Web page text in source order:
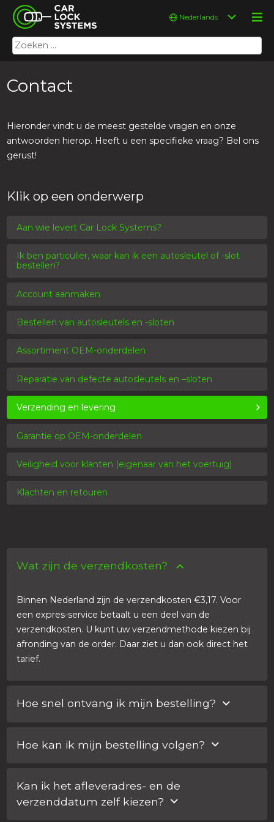
Skip
content
Car Lock Systems
Car Lock Systems
Zoeken
naar:
Kies
taal
Contact
Hieronder vindt u de meest gestelde vragen en onze
antwoorden hierop. Heeft u een specifieke vraag? Bel ons
gerust!
Klik op een onderwerp
Aan wie levert Car Lock Systems?
Ik ben particulier, waar kan ik een autosleutel of -slot
bestellen?
Account aanmaken
Bestellen van autosleutels en -sloten
Assortiment OEM-onderdelen
Reparatie van defecte autosleutels en –sloten
Verzending en levering
Garantie op OEM-onderdelen
Veiligheid voor klanten (eigenaar van het voertuig)
Klachten en retouren
Wat zijn de verzendkosten?
Binnen Nederland zijn de verzendkosten €3,17. Voor
een expres-service betaalt u een deel van de
verzendkosten. U kunt uw verzendmethode kiezen bij
afronding van de order. Daar ziet u dan ook direct het
tarief.
Hoe snel ontvang ik mijn bestelling?
U kunt uw verzendmethode kiezen bij afronding van de
order. Voor een expres-service betaalt u een deel van
‘Vandaag voor 14: 00 uur besteld, is morgen in huis.’
Hoe kan ik mijn bestelling volgen?
U ontvangt voor elke bestelling een e-mail met een
pakket volgen. Ook via Mijn Car Lock > Bestelhistorie
Kan ik het afleveradres- en de
verzenddatum zelf kiezen?